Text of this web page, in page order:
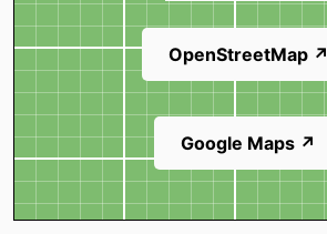
OpenStreetMap ↗
Google Maps ↗